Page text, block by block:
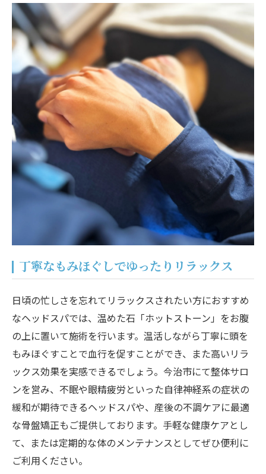
丁寧なもみほぐしでゆったりリラックス
日頃の忙しさを忘れてリラックスされたい方におすすめ
なヘッドスパでは、温めた石「ホットストーン」をお腹
の上に置いて施術を行います。温活しながら丁寧に頭を
もみほぐすことで血行を促すことができ、また高いリラ
ックス効果を実感できるでしょう。今治市にて整体サロ
ンを営み、不眠や眼精疲労といった自律神経系の症状の
緩和が期待できるヘッドスパや、産後の不調ケアに最適
な骨盤矯正もご提供しております。手軽な健康ケアとし
て、または定期的な体のメンテナンスとしてぜひ便利に
ご利用ください。